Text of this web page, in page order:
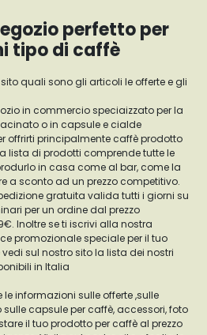
perfetto per
tipo di caffè
quali sono gli articoli le offerte e gli
in commercio speciaizzato per la
o in capsule e cialde
offrirti principalmente caffè prodotto
lista di prodotti comprende tutte le
in casa come al bar, come la
a sconto ad un prezzo competitivo.
gratuita valida tutti i giorni su
per un ordine dal prezzo
Inoltre se ti iscrivi alla nostra
promozionale speciale per il tuo
sul nostro sito la lista dei nostri
in Italia
informazioni sulle offerte ,sulle
capsule per caffè, accessori, foto
il tuo prodotto per caffè al prezzo